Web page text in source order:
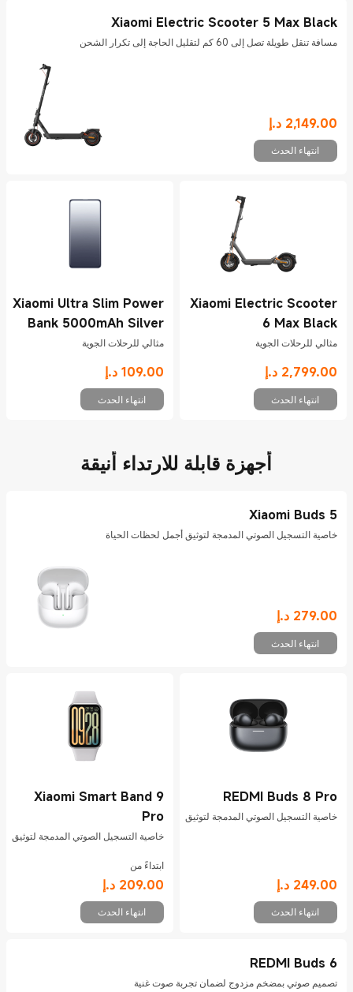
Xiaomi Electric Scooter 5 Max Black
مسافة تنقل طويلة تصل إلى 60 كم لتقليل الحاجة إلى تكرار الشحن
2,149.00 د.إCurrent Price د.إ2149
انتهاء الحدث
Xiaomi Electric Scooter
6 Max Black
مثالي للرحلات الجوية
2,799.00 د.إ Current Price د.إ2799
انتهاء الحدث
Xiaomi Ultra Slim Power
Bank 5000mAh Silver
5000mAh
مثالي للرحلات الجوية
109.00 د.إ
Current Price د.إ109
انتهاء الحدث
أجهزة قابلة للارتداء أنيقة
Xiaomi Buds 5
خاصية التسجيل الصوتي المدمجة لتوثيق أجمل لحظات الحياة
279.00 د.إ
Current Price د.إ279
انتهاء الحدث
REDMI Buds 8 Pro
خاصية التسجيل الصوتي المدمجة لتوثيق
249.00 د.إ
Current Price د.إ249
انتهاء الحدث
Xiaomi Smart Band 9
Pro
خاصية التسجيل الصوتي المدمجة لتوثيق
ابتداءً من
209.00 د.إ
Current Price د.إ209
انتهاء الحدث
REDMI Buds 6
تصميم صوتي بمضخم مزدوج لضمان تجربة صوت غنية